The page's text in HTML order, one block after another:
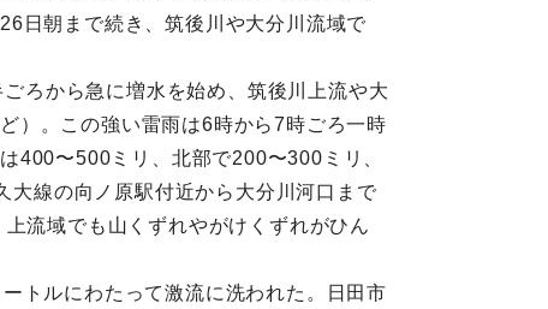
日朝まで続き、筑後川や大分川流域で
ろから急に増水を始め、筑後川上流や大
）。この強い雷雨は6時から7時ごろ一時
400〜500ミリ、北部で200〜300ミリ、
線の向ノ原駅付近から大分川河口まで
流域でも山くずれやがけくずれがひん
トルにわたって激流に洗われた。日田市